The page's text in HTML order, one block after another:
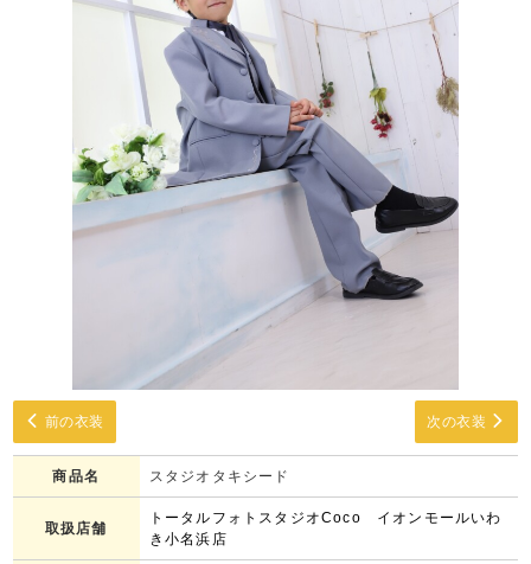
前の衣装 次の衣装
商品名 スタジオタキシード
取扱店舗
トータルフォトスタジオCoco イオンモールいわ
き小名浜店